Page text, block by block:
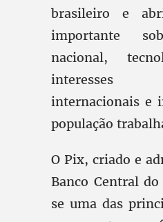
brasileiro e
importante
nacional,
interesses
internacionais e
população
O Pix, criado e
Banco Central
se uma das